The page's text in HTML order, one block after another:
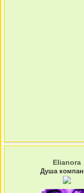
Elianora
Душа